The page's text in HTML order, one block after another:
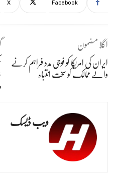
Facebook
X
اگلا مضمون
ایران کی امریکا کو فوجی مدد فراہم کرنے
والے ممالک کو سخت انتباہ
ویب ڈیسک